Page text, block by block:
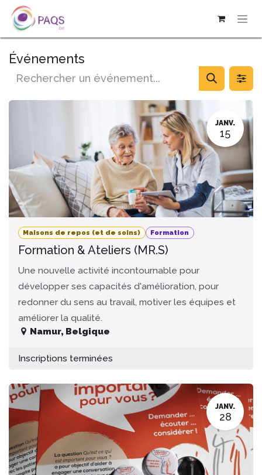
SE RENDRE AU CONTENU
Événements
JANV.
15
Maisons de repos (et de soins) Formation
Formation & Ateliers (MR.S)
Une nouvelle activité incontournable pour
développer ses capacités d'amélioration, pour
redonner du sens au travail, motiver les équipes et
améliorer la qualité.
Namur, Belgique
Inscriptions terminées
JANV.
28